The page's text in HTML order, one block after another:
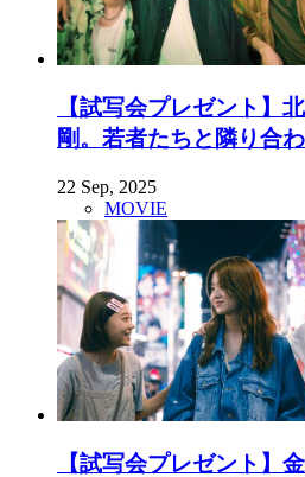
【試写会プレゼント】
剛。若者たちと隣り合
22 Sep, 2025
MOVIE
【試写会プレゼント】